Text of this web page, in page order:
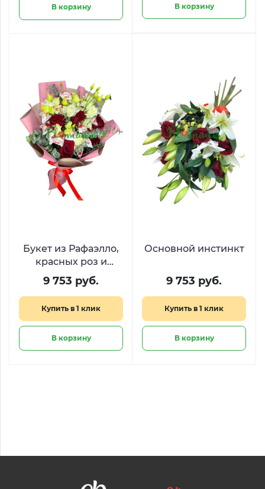
В корзину В корзину
Букет из Рафаэлло,
красных роз и
эустом
9 753 руб.
Купить в 1 клик
В корзину
Основной инстинкт
9 753 руб.
Купить в 1 клик
В корзину